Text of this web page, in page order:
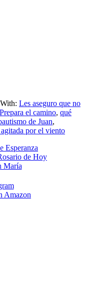
Les aseguro que no
Prepara el camino, qué
de Juan,
por el viento